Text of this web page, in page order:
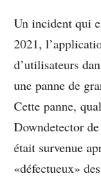
Un incident qui
2021,
d’utilisateurs
une panne de
Cette panne,
Downdetector
était survenue
«défectueux»